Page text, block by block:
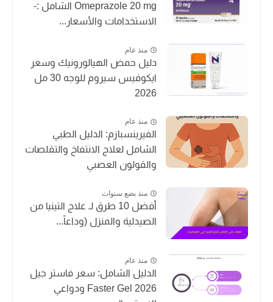
Omeprazole 20 mg الشامل :-
الاستخدامات والأسعار...
منذ عام
دليل حمض الهيالورونيك وسعر
ايكوفيس سيروم للوجه 30 مل
2026
منذ عام
الفيرينسبازم: الدليل الطبي
الشامل لعلاج الانتفاخ والتقلصات
والقولون العصبي
منذ بضع سنوات
أفضل 10 طرق لـ علاج التينيا من
الصيدلية والمنزل (وداعاً...
منذ عام
الدليل الشامل: سعر فاستر جيل
Faster Gel 2026 ودواعي